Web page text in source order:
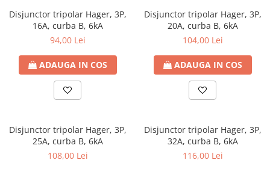
Disjunctor tripolar Hager, 3P,
16A, curba B, 6kA
94,00 Lei
ADAUGA IN COS
Disjunctor tripolar Hager, 3P,
20A, curba B, 6kA
104,00 Lei
ADAUGA IN COS
Disjunctor tripolar Hager, 3P,
25A, curba B, 6kA
108,00 Lei
Disjunctor tripolar Hager, 3P,
32A, curba B, 6kA
116,00 Lei